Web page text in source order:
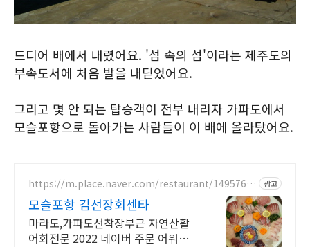
드디어 배에서 내렸어요. '섬 속의 섬'이라는 제주도의
부속도서에 처음 발을 내딛었어요.
그리고 몇 안 되는 탑승객이 전부 내리자 가파도에서
모슬포항으로 돌아가는 사람들이 이 배에 올라탔어요.
https://m.place.naver.com/restaurant/1495760
광고
모슬포항 김선장회센타
마라도,가파도선착장부근 자연산활
어회전문 2022 네이버 주문 어워즈